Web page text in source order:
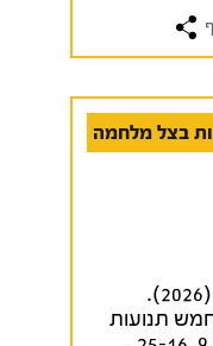
בצל מלחמה
מעין-שלו, ארז (2026).
תנועות